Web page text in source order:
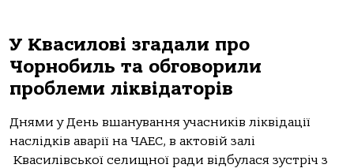
У Квасилові згадали про
Чорнобиль та обговорили
проблеми ліквідаторів
Днями у День вшанування учасників ліквідації
наслідків аварії на ЧАЕС, в актовій залі
Квасилівської селищної ради відбулася зустріч з